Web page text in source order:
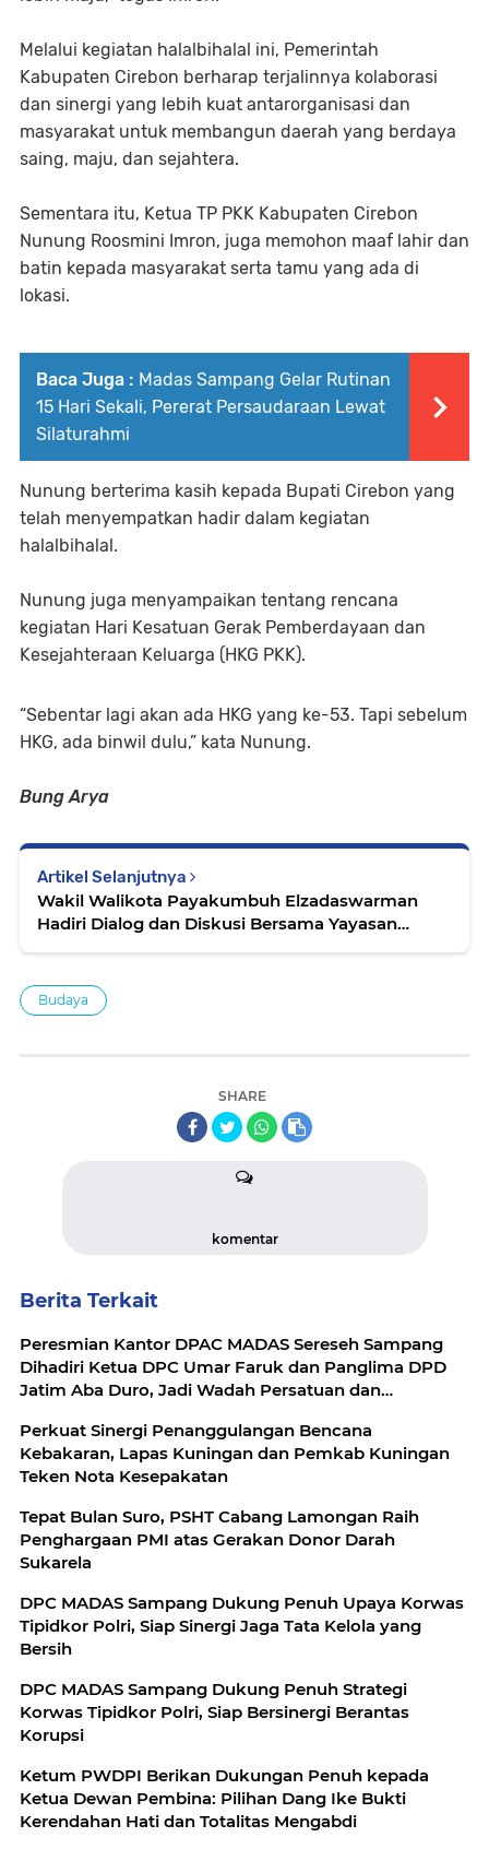
Melalui kegiatan halalbihalal ini, Pemerintah
Kabupaten Cirebon berharap terjalinnya kolaborasi
dan sinergi yang lebih kuat antarorganisasi dan
masyarakat untuk membangun daerah yang berdaya
saing, maju, dan sejahtera.
Sementara itu, Ketua TP PKK Kabupaten Cirebon
Nunung Roosmini Imron, juga memohon maaf lahir dan
batin kepada masyarakat serta tamu yang ada di
lokasi.
Baca Juga : Madas Sampang Gelar Rutinan
15 Hari Sekali, Pererat Persaudaraan Lewat
Silaturahmi
Nunung berterima kasih kepada Bupati Cirebon yang
telah menyempatkan hadir dalam kegiatan
halalbihalal.
Nunung juga menyampaikan tentang rencana
kegiatan Hari Kesatuan Gerak Pemberdayaan dan
Kesejahteraan Keluarga (HKG PKK).
“Sebentar lagi akan ada HKG yang ke-53. Tapi sebelum
HKG, ada binwil dulu,” kata Nunung.
Bung Arya
Artikel Selanjutnya
Wakil Walikota Payakumbuh Elzadaswarman
Hadiri Dialog dan Diskusi Bersama Yayasan
Budaya
SHARE
komentar
Berita Terkait
Peresmian Kantor DPAC MADAS Sereseh Sampang
Dihadiri Ketua DPC Umar Faruk dan Panglima DPD
Jatim Aba Duro, Jadi Wadah Persatuan dan
Perkuat Sinergi Penanggulangan Bencana
Kebakaran, Lapas Kuningan dan Pemkab Kuningan
Teken Nota Kesepakatan
Tepat Bulan Suro, PSHT Cabang Lamongan Raih
Penghargaan PMI atas Gerakan Donor Darah
Sukarela
DPC MADAS Sampang Dukung Penuh Upaya Korwas
Tipidkor Polri, Siap Sinergi Jaga Tata Kelola yang
Bersih
DPC MADAS Sampang Dukung Penuh Strategi
Korwas Tipidkor Polri, Siap Bersinergi Berantas
Korupsi
Ketum PWDPI Berikan Dukungan Penuh kepada
Ketua Dewan Pembina: Pilihan Dang Ike Bukti
Kerendahan Hati dan Totalitas Mengabdi